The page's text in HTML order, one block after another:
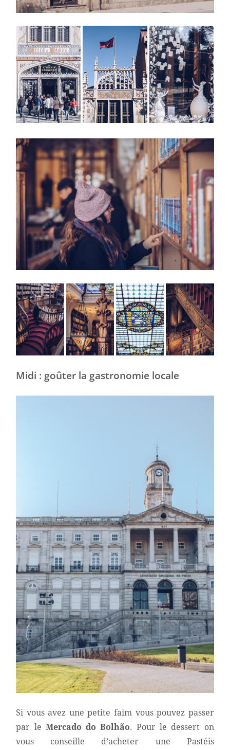
Midi : goûter la gastronomie locale
Si vous avez une petite faim vous pouvez passer
par le Mercado do Bolhão. Pour le dessert on
vous conseille d’acheter une Pastéis